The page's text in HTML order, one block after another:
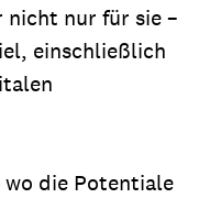
nicht nur für sie –
einschließlich
die Potentiale